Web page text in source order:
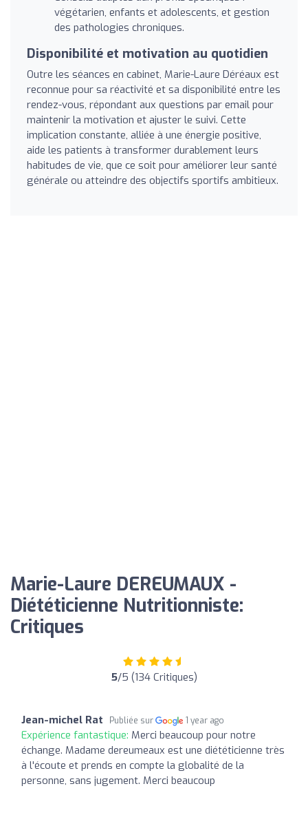
végétarien, enfants et adolescents, et gestion
des pathologies chroniques.
Disponibilité et motivation au quotidien
Outre les séances en cabinet, Marie-Laure Déréaux est
reconnue pour sa réactivité et sa disponibilité entre les
rendez-vous, répondant aux questions par email pour
maintenir la motivation et ajuster le suivi. Cette
implication constante, alliée à une énergie positive,
aide les patients à transformer durablement leurs
habitudes de vie, que ce soit pour améliorer leur santé
générale ou atteindre des objectifs sportifs ambitieux.
Marie-Laure DEREUMAUX -
Diététicienne Nutritionniste:
Critiques
5/5 (134 Critiques)
Jean-michel Rat Publiée sur 1 year ago
Expérience fantastique: Merci beaucoup pour notre
échange. Madame dereumeaux est une diététicienne très
à l'écoute et prends en compte la globalité de la
personne, sans jugement. Merci beaucoup